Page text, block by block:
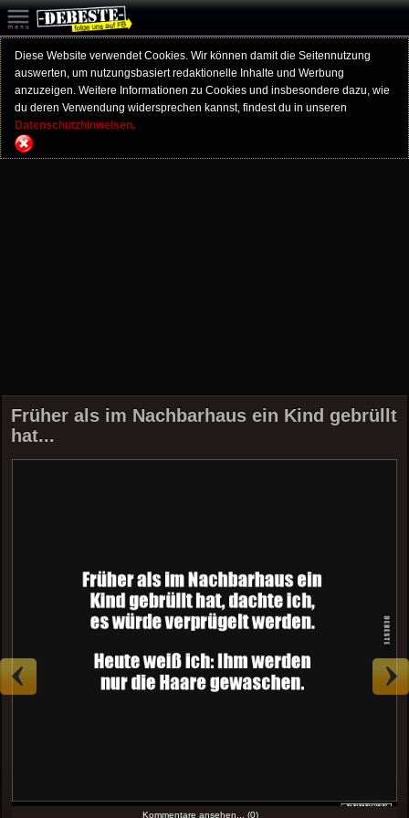
Diese Website verwendet Cookies. Wir können damit die Seitennutzung
auswerten, um nutzungsbasiert redaktionelle Inhalte und Werbung
anzuzeigen. Weitere Informationen zu Cookies und insbesondere dazu, wie
du deren Verwendung widersprechen kannst, findest du in unseren
Datenschutzhinweisen.
Früher als im Nachbarhaus ein Kind gebrüllt
hat...
Kommentare ansehen... (0)